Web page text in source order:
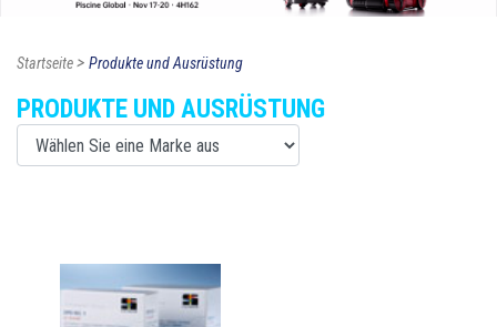
Startseite> Produkte und Ausrüstung
PRODUKTE UND AUSRÜSTUNG